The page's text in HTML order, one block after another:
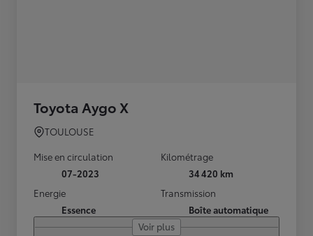
Toyota Aygo X
TOULOUSE
Mise en circulation
07-2023
Kilométrage
34 420 km
Energie
Essence
Transmission
Boîte automatique
Voir plus